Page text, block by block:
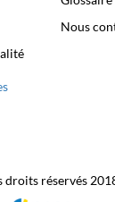
Nous
droits réservés